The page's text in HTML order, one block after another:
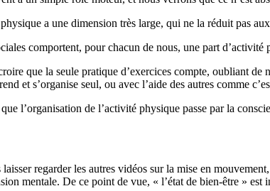
a une dimension très large, qui ne la réduit pas
comportent, pour chacun de nous, une part
que la seule pratique d’exercices compte, oubliant de
et s’organise seul, ou avec l’aide des autres comme
l’organisation de l’activité physique passe par la
regarder les autres vidéos sur la mise en
mentale. De ce point de vue, « l’état de bien-être »